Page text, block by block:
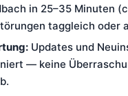
in 25–35 Minuten
taggleich oder
Updates und
— keine